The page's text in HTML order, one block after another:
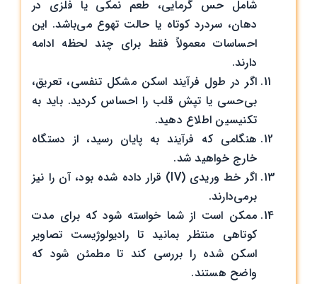
شامل حس گرمایی، طعم نمکی یا فلزی در
دهان، سردرد کوتاه یا حالت تهوع می‌باشد. این
احساسات معمولاً فقط برای چند لحظه ادامه
دارند.
اگر در طول فرآیند اسکن مشکل تنفسی، تعریق،
بی‌حسی یا تپش قلب را احساس کردید. باید به
تکنیسین اطلاع دهید.
هنگامی که فرآیند به پایان رسید، از دستگاه
خارج خواهید شد.
اگر خط وریدی (IV) قرار داده شده بود، آن را نیز
برمی‌دارند.
ممکن است از شما خواسته شود که برای مدت
کوتاهی منتظر بمانید تا رادیولوژیست تصاویر
اسکن شده را بررسی کند تا مطمئن شود که
واضح هستند.